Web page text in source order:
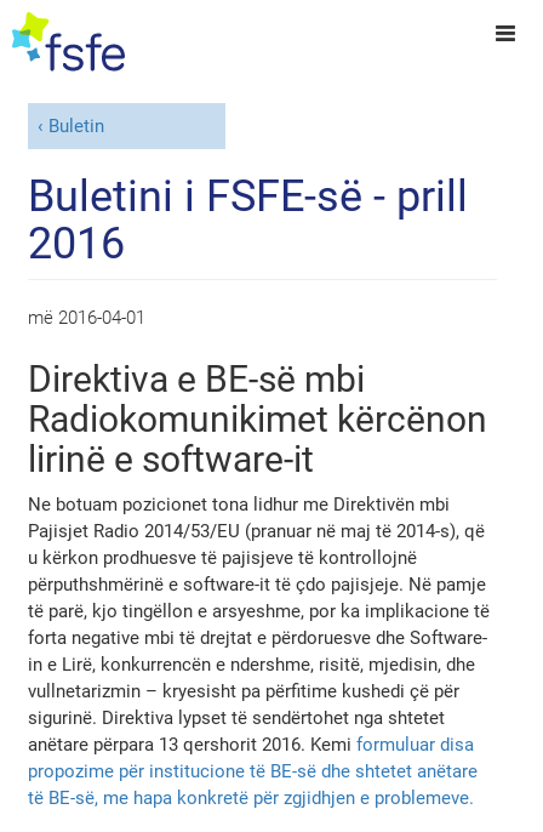
Buletin
Buletini i FSFE-së - prill
2016
më 2016-04-01
Direktiva e BE-së mbi
Radiokomunikimet kërcënon
lirinë e software-it
Ne botuam pozicionet tona lidhur me Direktivën mbi
Pajisjet Radio 2014/53/EU (pranuar në maj të 2014-s), që
u kërkon prodhuesve të pajisjeve të kontrollojnë
përputhshmërinë e software-it të çdo pajisjeje. Në pamje
të parë, kjo tingëllon e arsyeshme, por ka implikacione të
forta negative mbi të drejtat e përdoruesve dhe Software-
in e Lirë, konkurrencën e ndershme, risitë, mjedisin, dhe
vullnetarizmin – kryesisht pa përfitime kushedi çë për
sigurinë. Direktiva lypset të sendërtohet nga shtetet
anëtare përpara 13 qershorit 2016. Kemiformuluar disa
propozime për institucione të BE-së dhe shtetet anëtare
të BE-së, me hapa konkretë për zgjidhjen e problemeve.